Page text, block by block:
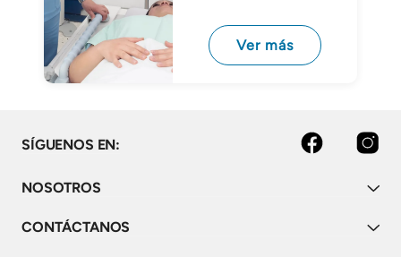
Ver más
SÍGUENOS EN: facebook instagram
NOSOTROS
CONTÁCTANOS